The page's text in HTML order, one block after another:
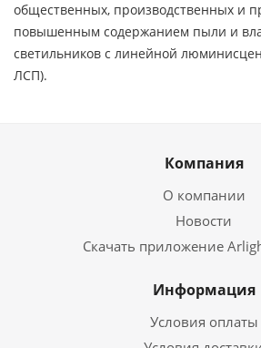
общественных, производственных и
повышенным содержанием пыли и
светильников с линейной
ЛСП).
Компания
О компании
Новости
Скачать приложение
Информация
Условия оплаты